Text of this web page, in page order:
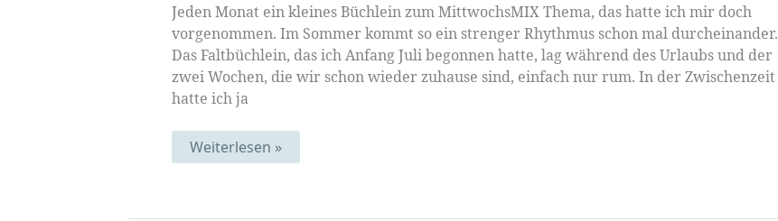
Jeden Monat ein kleines Büchlein zum MittwochsMIX Thema, das hatte ich mir doch
vorgenommen. Im Sommer kommt so ein strenger Rhythmus schon mal durcheinander.
Das Faltbüchlein, das ich Anfang Juli begonnen hatte, lag während des Urlaubs und der
zwei Wochen, die wir schon wieder zuhause sind, einfach nur rum. In der Zwischenzeit
hatte ich ja
Blaue
Büchlein
Weiterlesen »